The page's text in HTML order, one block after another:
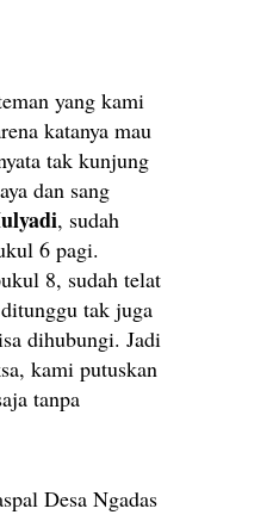
yang kami
katanya mau
tak kunjung
dan sang
, sudah
6 pagi.
8, sudah telat
tak juga
dihubungi. Jadi
kami putuskan
tanpa
Desa Ngadas